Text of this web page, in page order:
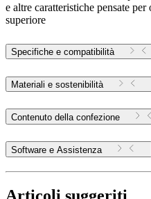
e altre caratteristiche pensate
superiore
Specifiche e compatibilità
Materiali e sostenibilità
Contenuto della confezione
Software e Assistenza
Articoli suggeriti